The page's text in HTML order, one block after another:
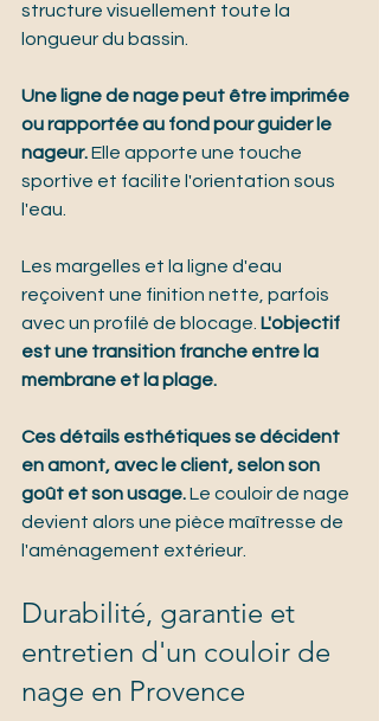
structure visuellement toute la
longueur du bassin.
Une ligne de nage peut être imprimée
ou rapportée au fond pour guider le
nageur. Elle apporte une touche
sportive et facilite l'orientation sous
l'eau.
Les margelles et la ligne d'eau
reçoivent une finition nette, parfois
avec un profilé de blocage. L'objectif
est une transition franche entre la
membrane et la plage.
Ces détails esthétiques se décident
en amont, avec le client, selon son
goût et son usage. Le couloir de nage
devient alors une pièce maîtresse de
l'aménagement extérieur.
Durabilité, garantie et
entretien d'un couloir de
nage en Provence